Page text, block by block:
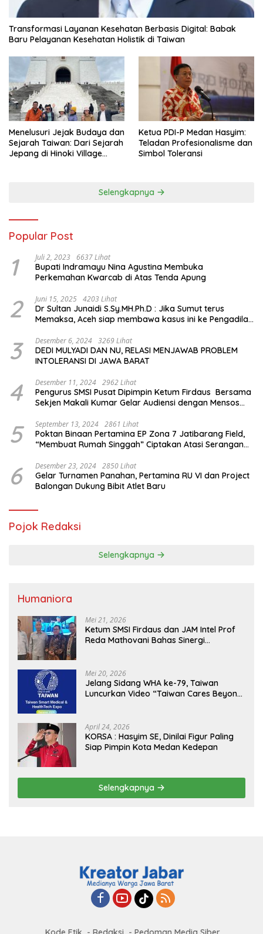
Transformasi Layanan Kesehatan Berbasis Digital: Babak
Baru Pelayanan Kesehatan Holistik di Taiwan
Menelusuri Jejak Budaya dan
Sejarah Taiwan: Dari Sejarah
Jepang di Hinoki Village
Ketua PDI-P Medan Hasyim:
Teladan Profesionalisme dan
Simbol Toleransi
Selengkapnya
Popular Post
1 Juli 2, 2023 6637 Lihat
Bupati Indramayu Nina Agustina Membuka
Perkemahan Kwarcab di Atas Tenda Apung
2 Juni 15, 2025 4203 Lihat
Dr Sultan Junaidi S.Sy.MH.Ph.D : Jika Sumut terus
Memaksa, Aceh siap membawa kasus ini ke Pengadilan
3 Desember 6, 2024 3269 Lihat
DEDI MULYADI DAN NU, RELASI MENJAWAB PROBLEM
INTOLERANSI DI JAWA BARAT
4 Desember 11, 2024 2962 Lihat
Pengurus SMSI Pusat Dipimpin Ketum Firdaus Bersama
Sekjen Makali Kumar Gelar Audiensi dengan Mensos
5 September 13, 2024 2861 Lihat
Poktan Binaan Pertamina EP Zona 7 Jatibarang Field,
“Membuat Rumah Singgah” Ciptakan Atasi Serangan
6 Desember 23, 2024 2850 Lihat
Gelar Turnamen Panahan, Pertamina RU VI dan Project
Balongan Dukung Bibit Atlet Baru
Pojok Redaksi
Selengkapnya
Humaniora
Mei 21, 2026
Ketum SMSI Firdaus dan JAM Intel Prof
Reda Mathovani Bahas Sinergi
MBG, Perkuat Pengawasan Program
Pemerintah
Mei 20, 2026
Jelang Sidang WHA ke-79, Taiwan
Luncurkan Video “Taiwan Cares Beyond
April 24, 2026
KORSA : Hasyim SE, Dinilai Figur Paling
Siap Pimpin Kota Medan Kedepan
Selengkapnya